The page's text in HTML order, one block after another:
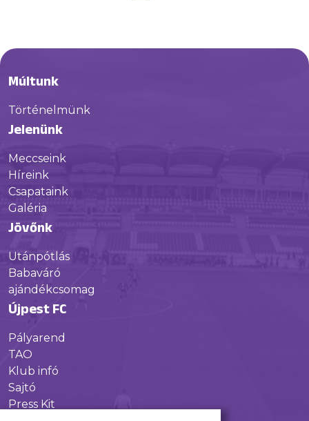
Múltunk
Történelmünk
Jelenünk
Meccseink
Híreink
Csapataink
Galéria
Jövőnk
Utánpótlás
Babaváró
ajándékcsomag
Újpest FC
Pályarend
TAO
Klub infó
Sajtó
Press Kit